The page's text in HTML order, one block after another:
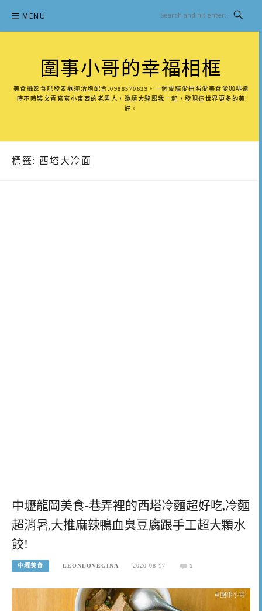
content
MENU
圍事小哥的幸福相框
美食攝影食記發表歡迎洽詢配合:0988570639。一個愛貓愛拍照愛美食愛咖啡還
時不時裝文青寫寫小東西的老男人，邀請大夥跟我一起，發現這世界更多的美
好。
標籤: 西塔大冷面
中壢龍岡美食-巷弄裡的西塔冷麵超好吃,冷麵
超消暑,大推麻辣鴨血臭豆腐跟手工超大顆水
餃!
中壢美食 LEONLOVEGINA 2020-08-17 1